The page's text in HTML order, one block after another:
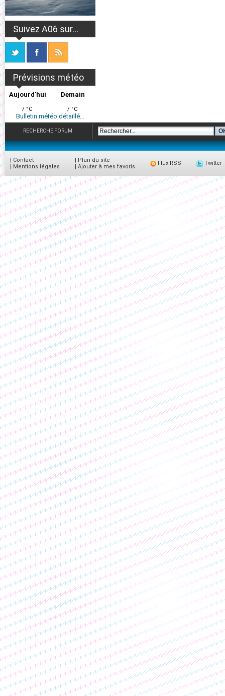
Suivez A06 sur...
Prévisions météo
Aujourd'hui
/ °C
Demain
/ °C
Bulletin météo détaillé...
RECHERCHE FORUM
| Contact
| Mentions légales
| Plan du site
| Ajouter à mes favoris
Flux RSS Twitter